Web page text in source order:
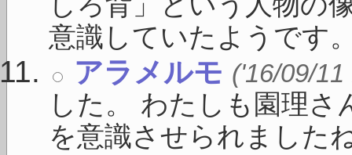
意識していたようです
アラメルモ ('16/09/
した。 わたしも園理
を意識させられました